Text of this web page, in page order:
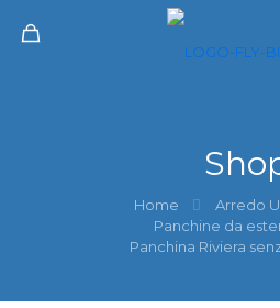
Home
Arredo
Panchine da
Panchina Riviera